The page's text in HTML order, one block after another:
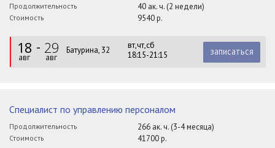
Продолжительность 40 ак. ч. (2 недели)
Стоимость 9540 р.
18
авг
29
авг
Батурина, 32
вт,чт,сб
18:15-21:15
записаться
Специалист по управлению персоналом
Продолжительность 266 ак. ч. (3-4 месяца)
Стоимость 41700 р.